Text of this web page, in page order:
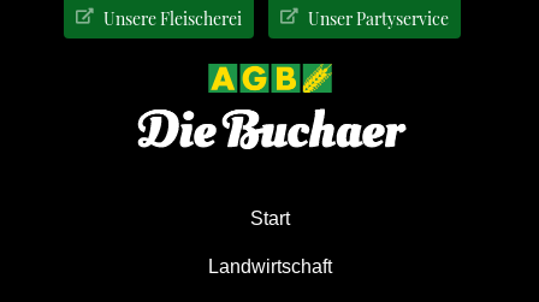
Hauptnavigation
Seitenspalte
Unsere Fleischerei Unser Partyservice
Start
Landwirtschaft